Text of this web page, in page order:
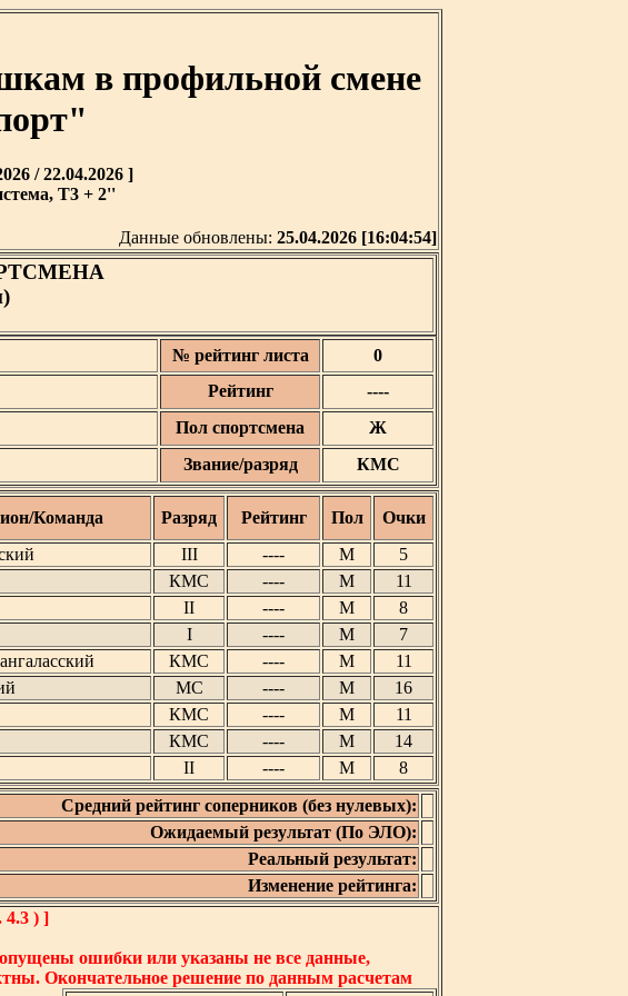
в профильной смене
/ 22.04.2026 ]
T3 + 2''
Данные обновлены: 25.04.2026 [16:04:54]
№ рейтинг листа
0
Рейтинг
----
Пол спортсмена
Ж
Звание/разряд КМС
Команда Разряд Рейтинг Пол
Очки
III ---- М
5
КМС ---- М
11
II ---- М
8
I ---- М
7
КМС ---- М
11
МС ---- М
16
КМС ---- М
11
КМС ---- М
14
II ---- М
8
Средний рейтинг соперников (без нулевых):
Ожидаемый результат (По ЭЛО):
Реальный результат:
Изменение рейтинга:
4.3 ) ]
ошибки или указаны не все данные,
Окончательное решение по данным расчетам